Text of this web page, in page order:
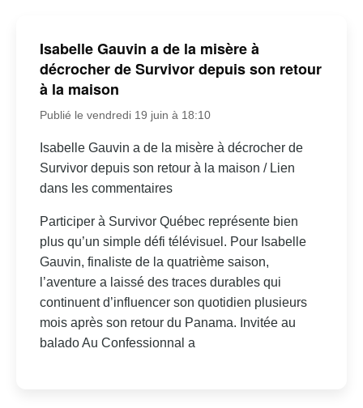
Isabelle Gauvin a de la misère à
décrocher de Survivor depuis son retour
à la maison
Publié le vendredi 19 juin à 18:10
Isabelle Gauvin a de la misère à décrocher de
Survivor depuis son retour à la maison / Lien
dans les commentaires
Participer à Survivor Québec représente bien
plus qu’un simple défi télévisuel. Pour Isabelle
Gauvin, finaliste de la quatrième saison,
l’aventure a laissé des traces durables qui
continuent d’influencer son quotidien plusieurs
mois après son retour du Panama. Invitée au
balado Au Confessionnal a